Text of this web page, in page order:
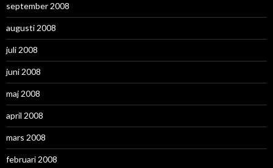
september 2008
augusti 2008
juli 2008
juni 2008
maj 2008
april 2008
mars 2008
februari 2008